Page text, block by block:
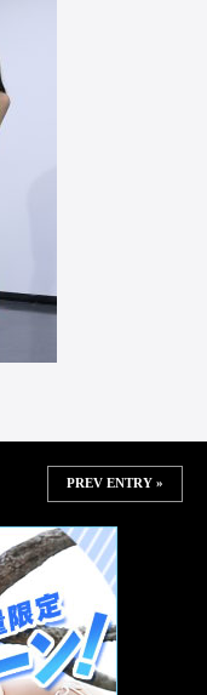
PREV ENTRY »